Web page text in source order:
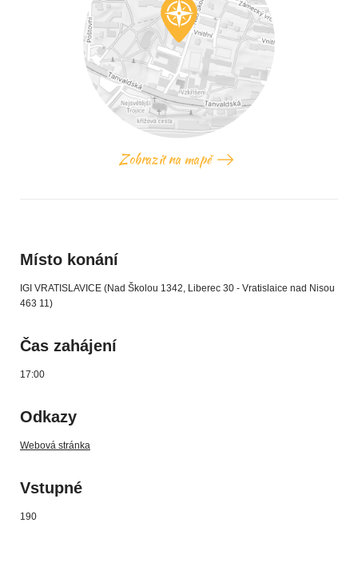
Zobrazit na mapě
Místo konání
IGI VRATISLAVICE (Nad Školou 1342, Liberec 30 - Vratislaice nad Nisou
463 11)
Čas zahájení
17:00
Odkazy
Webová stránka
Vstupné
190